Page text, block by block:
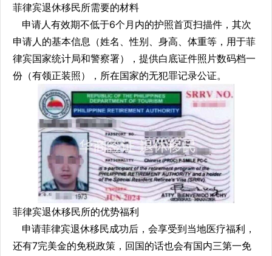
菲律宾退休移民所需要的材料
申请人有效期不低于6个月内的护照首页扫描件，其次
申请人的基本信息（姓名、性别、身高、体重等，用于菲
律宾国家统计局和警察署），提供白底证件照片数码档一
份（有领正装照），所在国家的无犯罪记录公证。
菲律宾退休移民所的优势福利
申请菲律宾退休移民成功后，会享受到当地医疗福利，
还有7完美金的免税政策，回国的话也会有国内三第一免